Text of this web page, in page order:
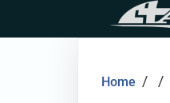
Home / /